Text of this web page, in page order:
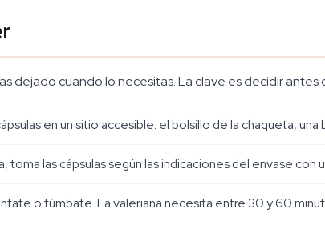
dejado cuando lo necesitas. La clave es decidir
en un sitio accesible: el bolsillo de la chaqueta,
toma las cápsulas según las indicaciones del envase con
o túmbate. La valeriana necesita entre 30 y 60